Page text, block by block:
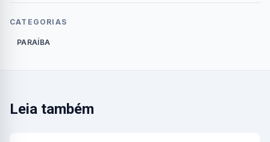
CATEGORIAS
PARAÍBA
Leia também